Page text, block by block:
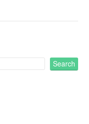
Search